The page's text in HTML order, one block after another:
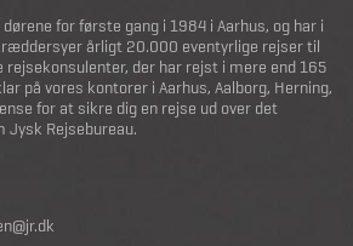
for første gang i 1984 i Aarhus, og har i
årligt 20.000 eventyrlige rejser til
rejsekonsulenter, der har rejst i mere end 165
på vores kontorer i Aarhus, Aalborg, Herning,
for at sikre dig en rejse ud over det
Jysk Rejsebureau.